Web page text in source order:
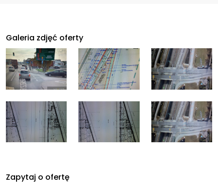
Galeria zdjęć oferty
Zapytaj o ofertę